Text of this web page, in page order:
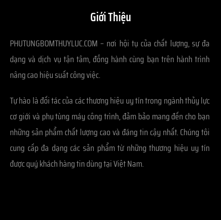
Giới Thiệu
PHUTUNGBOMTHUYLUC.COM – nơi hội tụ của chất lượng, sự đa
dạng và dịch vụ tận tâm, đồng hành cùng bạn trên hành trình
nâng cao hiệu suất công việc.
Tự hào là đối tác của các thương hiệu uy tín trong ngành thủy lực
cơ giới và phụ tùng máy công trình, đảm bảo mang đến cho bạn
những sản phẩm chất lượng cao và đáng tin cậy nhất. Chúng tôi
cung cấp đa dạng các sản phẩm từ những thương hiệu uy tín
được quý khách hàng tin dùng tại Việt Nam.